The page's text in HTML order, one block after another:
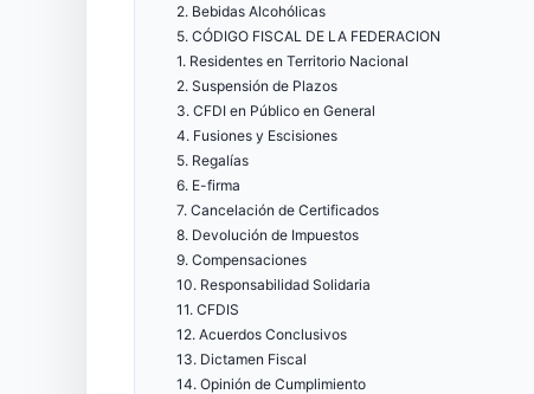
2. Bebidas Alcohólicas
5. CÓDIGO FISCAL DE LA FEDERACION
1. Residentes en Territorio Nacional
2. Suspensión de Plazos
3. CFDI en Público en General
4. Fusiones y Escisiones
5. Regalías
6. E-firma
7. Cancelación de Certificados
8. Devolución de Impuestos
9. Compensaciones
10. Responsabilidad Solidaria
11. CFDIS
12. Acuerdos Conclusivos
13. Dictamen Fiscal
14. Opinión de Cumplimiento